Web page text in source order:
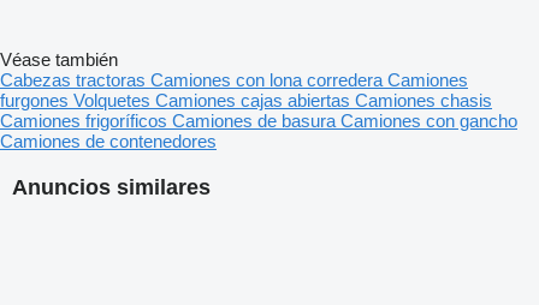
Anuncios similares
Véase también
Cabezas tractoras Camiones con lona corredera Camiones
furgones Volquetes Camiones cajas abiertas Camiones chasis
Camiones frigoríficos Camiones de basura Camiones con gancho
Camiones de contenedores